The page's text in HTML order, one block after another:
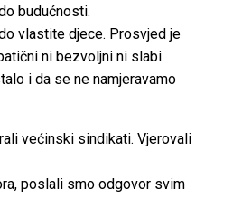
budućnosti.
vlastite djece. Prosvjed je
ni bezvoljni ni slabi.
i da se ne namjeravamo
većinski sindikati. Vjerovali
poslali smo odgovor svim